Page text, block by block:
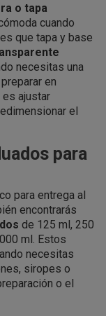
o tapa
cuando
que tapa y base
necesitas una
en
es ajustar
el
para
para entrega al
encontrarás
de 125 ml, 250
ml. Estos
necesitas
siropes o
o el